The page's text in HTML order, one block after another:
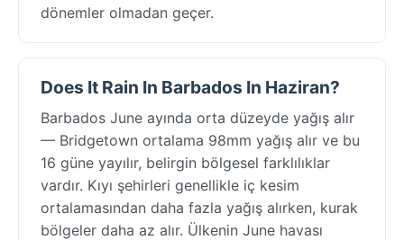
dönemler olmadan geçer.
Does It Rain In Barbados In Haziran?
Barbados June ayında orta düzeyde yağış alır
— Bridgetown ortalama 98mm yağış alır ve bu
16 güne yayılır, belirgin bölgesel farklılıklar
vardır. Kıyı şehirleri genellikle iç kesim
ortalamasından daha fazla yağış alırken, kurak
bölgeler daha az alır. Ülkenin June havası